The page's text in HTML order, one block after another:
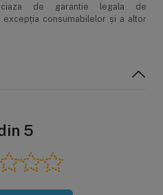
de garantie legala de
consumabilelor și a altor
5